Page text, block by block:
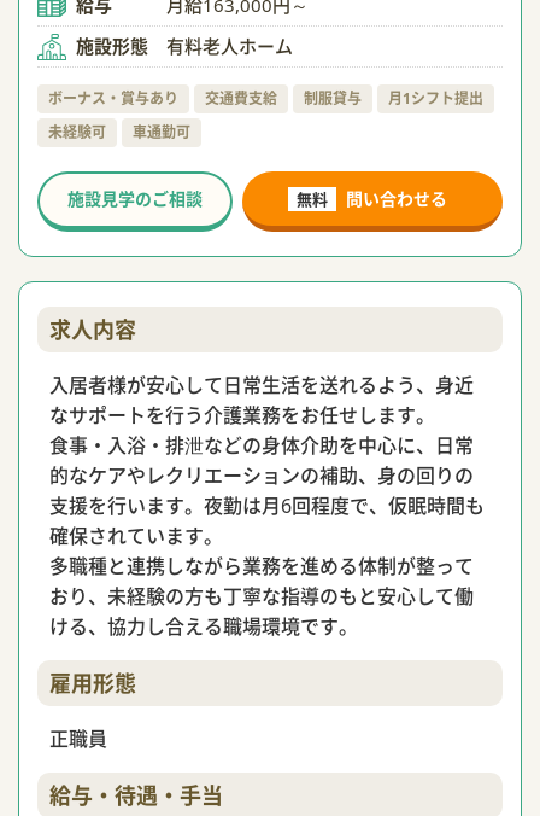
給与
月給163,000円～
施設形態
有料老人ホーム
ボーナス・賞与あり 交通費支給 制服貸与
月1シフト提出
未経験可
車通勤可
無料 問い合わせる
施設見学のご相談
求人内容
入居者様が安心して日常生活を送れるよう、身近
なサポートを行う介護業務をお任せします。
食事・入浴・排泄などの身体介助を中心に、日常
的なケアやレクリエーションの補助、身の回りの
支援を行います。夜勤は月6回程度で、仮眠時間も
確保されています。
多職種と連携しながら業務を進める体制が整って
おり、未経験の方も丁寧な指導のもと安心して働
ける、協力し合える職場環境です。
雇用形態
正職員
給与・待遇・手当